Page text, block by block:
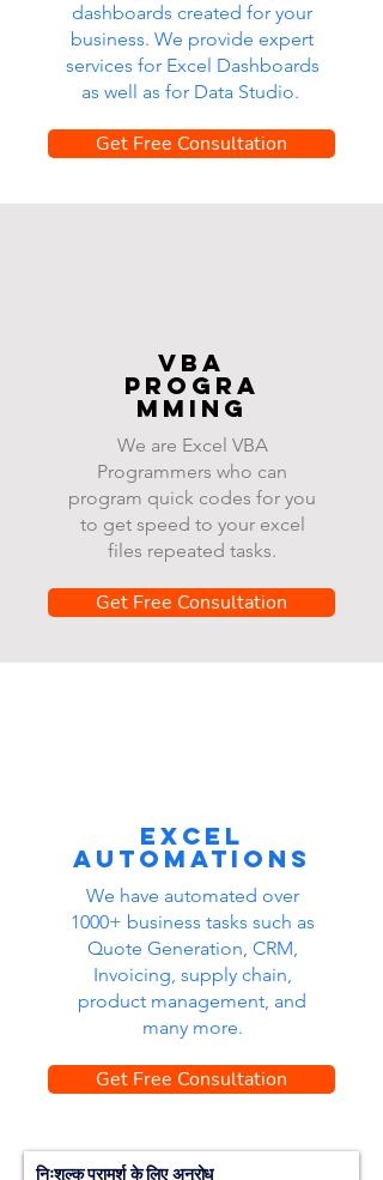
dashboards created for your
business. We provide expert
services for Excel Dashboards
as well as for Data Studio.
Get Free Consultation
VBA
progra
mming
We are Excel VBA
Programmers who can
program quick codes for you
to get speed to your excel
files repeated tasks.
Get Free Consultation
Excel
automations
We have automated over
1000+ business tasks such as
Quote Generation, CRM,
Invoicing, supply chain,
product management, and
many more.
Get Free Consultation
निःशुल्क परामर्श के लिए अनुरोध